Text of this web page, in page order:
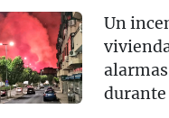
Un
durante